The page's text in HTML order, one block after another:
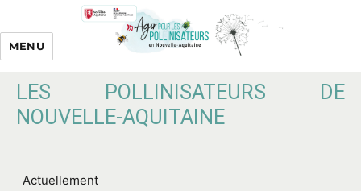
MENU
LES POLLINISATEURS DE
NOUVELLE-AQUITAINE
Actuellement